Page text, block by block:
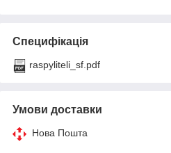
Специфікація
raspyliteli_sf.pdf
Умови доставки
Нова Пошта